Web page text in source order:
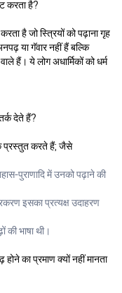
करता है?
है जो स्त्रियों को पढ़ाना गृह
या गॅवार नहीं हैं बल्कि
हैं। ये लोग अधार्मिकों को धर्म
देते हैं?
प्रस्तुत करते हैं; जैसे
पुराणादि में उनको पढ़ाने की
इसका प्रत्यक्ष उदाहरण
की भाषा थी।
का प्रमाण क्यों नहीं मानता